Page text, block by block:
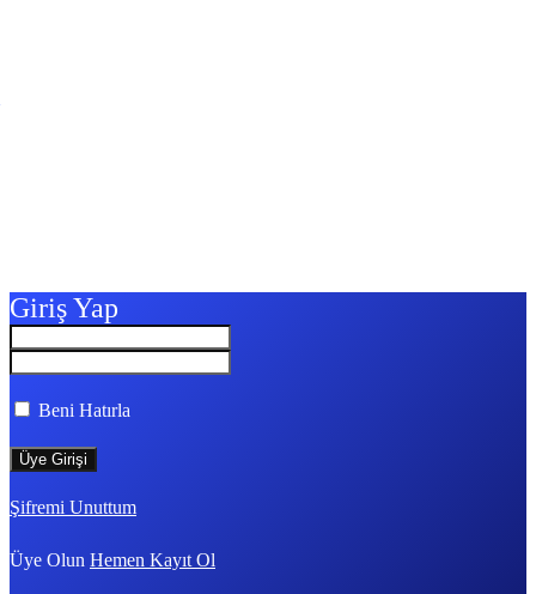
Giriş Yap
Beni Hatırla
Şifremi Unuttum
Üye Olun Hemen Kayıt Ol